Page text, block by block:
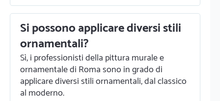
Si possono applicare diversi stili
ornamentali?
Sì, i professionisti della pittura murale e
ornamentale di Roma sono in grado di
applicare diversi stili ornamentali, dal classico
al moderno.